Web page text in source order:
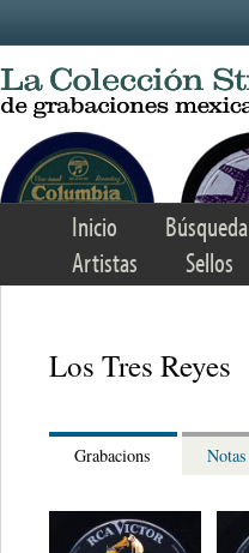
Inicio Búsqueda
Artistas
Sellos
Los Tres Reyes
Grabacions Notas